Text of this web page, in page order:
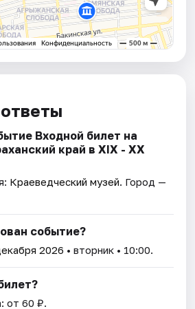
Входной билет на
край в XIX - XX
Краеведческий музей. Город —
событие?
2026 • вторник • 10:00.
от 60 ₽.